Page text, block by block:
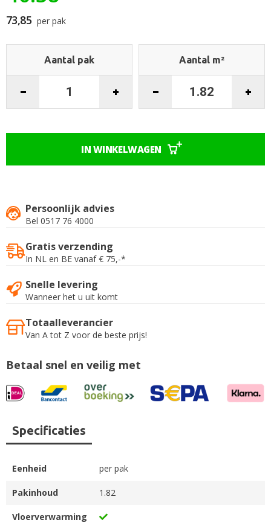
begin
van
de
73,85 per pak
Aantal pak Aantal m²
IN WINKELWAGEN
Persoonlijk advies
Bel 0517 76 4000
Gratis verzending
In NL en BE vanaf € 75,-*
Snelle levering
Wanneer het u uit komt
Totaalleverancier
Van A tot Z voor de beste prijs!
Betaal snel en veilig met
Specificaties
Eenheid per pak
Pakinhoud 1.82
Vloerverwarming